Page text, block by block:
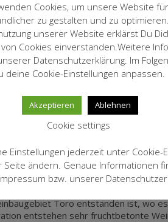
Wein
Mittleres bis grosses Glas.
Toro entstanden ist, wo
entstehen sehr fruchtbetonte
Cookies, um unsere Website
zu gestalten und zu
unserer Website erklärst Du
Cookies einverstanden.Weitere
Datenschutzerklärung. Im
deine Cookie-Einstellungen anpassen.
Akzeptieren Ablehnen
Cookie settings
Einstellungen jederzeit unter Cookie-
Seite ändern. Genaue Informationen
bzw. unserer